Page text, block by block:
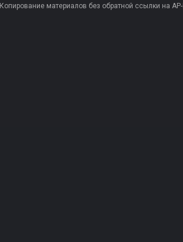
Копирование материалов без обратной ссылки на